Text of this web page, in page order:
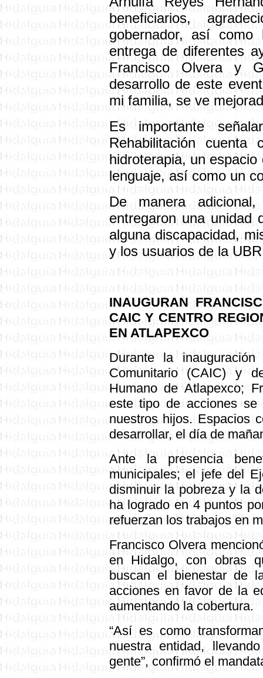
beneficiarios,
gobernador, así
entrega de diferentes
Francisco Olvera y
desarrollo de este
mi familia, se ve
Es importante
Rehabilitación
hidroterapia, un
lenguaje, así como un
De manera
entregaron una unidad
alguna discapacidad,
y los usuarios de la
INAUGURAN
CAIC Y CENTRO
EN ATLAPEXCO
Durante la
Comunitario (CAIC) y
Humano de Atlapexco;
este tipo de acciones
nuestros hijos. Espacios
desarrollar, el día de
Ante la presencia
municipales; el jefe del
disminuir la pobreza y la
ha logrado en 4 puntos
refuerzan los trabajos en
Francisco Olvera
en Hidalgo, con obras
buscan el bienestar de
acciones en favor de la
aumentando la cobertura.
“Así es como
nuestra entidad,
gente”, confirmó el